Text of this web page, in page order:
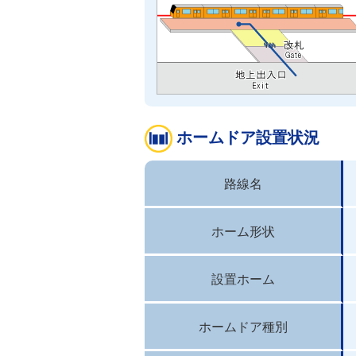
ホームドア設置状況
路線名
ホーム形状
設置ホーム
ホームドア種別